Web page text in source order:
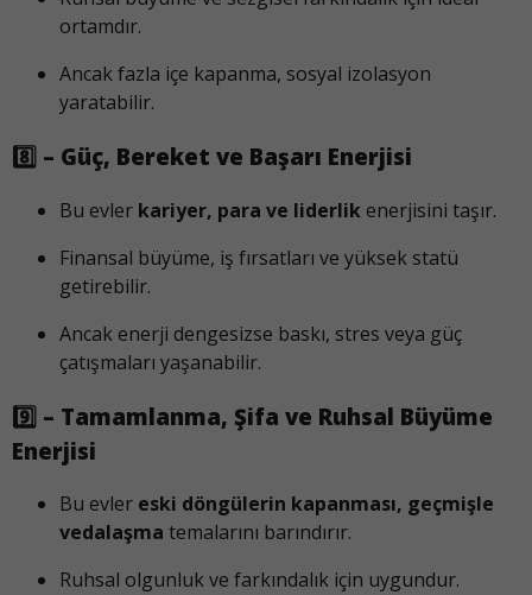
ortamdır.
Ancak fazla içe kapanma, sosyal izolasyon
yaratabilir.
8️⃣ – Güç, Bereket ve Başarı Enerjisi
Bu evler kariyer, para ve liderlik enerjisini taşır.
Finansal büyüme, iş fırsatları ve yüksek statü
getirebilir.
Ancak enerji dengesizse baskı, stres veya güç
çatışmaları yaşanabilir.
9️⃣ – Tamamlanma, Şifa ve Ruhsal Büyüme
Enerjisi
Bu evler eski döngülerin kapanması, geçmişle
vedalaşma temalarını barındırır.
Ruhsal olgunluk ve farkındalık için uygundur.